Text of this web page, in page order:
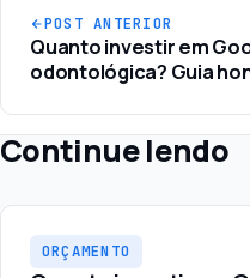
POST ANTERIOR
Quanto investir em
odontológica? Guia
Continue lendo
ORÇAMENTO